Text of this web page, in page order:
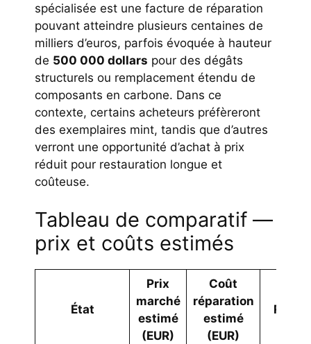
spécialisée est une facture de réparation
pouvant atteindre plusieurs centaines de
milliers d’euros, parfois évoquée à hauteur
de 500 000 dollars pour des dégâts
structurels ou remplacement étendu de
composants en carbone. Dans ce
contexte, certains acheteurs préfèreront
des exemplaires mint, tandis que d’autres
verront une opportunité d’achat à prix
réduit pour restauration longue et
coûteuse.
Tableau de comparatif —
prix et coûts estimés
État
Prix
marché
estimé
(EUR)
Coût
réparation
estimé
(EUR)